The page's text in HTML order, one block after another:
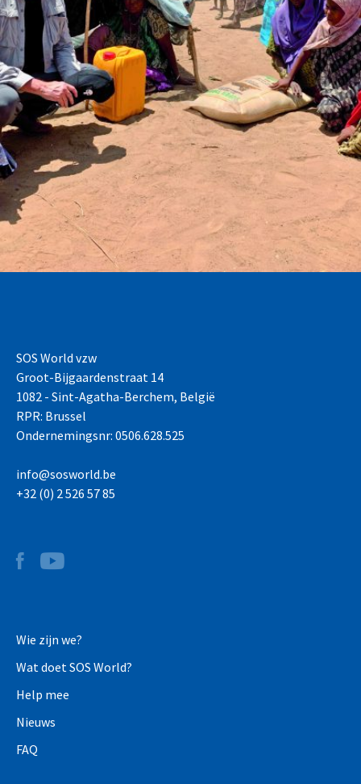
SOS World vzw
Groot-Bijgaardenstraat 14
1082 - Sint-Agatha-Berchem, België
RPR: Brussel
Ondernemingsnr: 0506.628.525
info@sosworld.be
+32 (0) 2 526 57 85
Wie zijn we?
Wat doet SOS World?
Help mee
Nieuws
FAQ